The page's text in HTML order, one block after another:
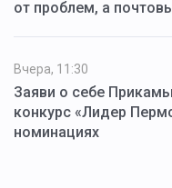
от проблем, а
Вчера, 11:30
Заяви о себе
конкурс «Лидер
номинациях